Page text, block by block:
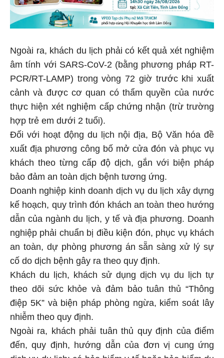
Ngoài ra, khách du lịch phải có kết quả xét nghiệm
âm tính với SARS-CoV-2 (bằng phương pháp RT-
PCR/RT-LAMP) trong vòng 72 giờ trước khi xuất
cảnh và được cơ quan có thẩm quyền của nước
thực hiện xét nghiệm cấp chứng nhận (trừ trường
hợp trẻ em dưới 2 tuổi).
Đối với hoạt động du lịch nội địa, Bộ Văn hóa đề
xuất địa phương công bố mở cửa đón và phục vụ
khách theo từng cấp độ dịch, gắn với biện pháp
bảo đảm an toàn dịch bệnh tương ứng.
Doanh nghiệp kinh doanh dịch vụ du lịch xây dựng
kế hoạch, quy trình đón khách an toàn theo hướng
dẫn của ngành du lịch, y tế và địa phương. Doanh
nghiệp phải chuẩn bị điều kiện đón, phục vụ khách
an toàn, dự phòng phương án sẵn sàng xử lý sự
cố do dịch bệnh gây ra theo quy định.
Khách du lịch, khách sử dụng dịch vụ du lịch tự
theo dõi sức khỏe và đảm bảo tuân thủ “Thông
điệp 5K” và biện pháp phòng ngừa, kiểm soát lây
nhiễm theo quy định.
Ngoài ra, khách phải tuân thủ quy định của điểm
đến, quy định, hướng dẫn của đơn vị cung ứng